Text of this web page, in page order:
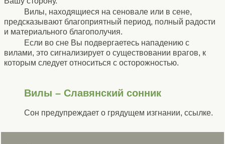
Вилы, находящиеся на сеновале или в сене,
предсказывают благоприятный период, полный радости
и материального благополучия.
Если во сне Вы подвергаетесь нападению с
вилами, это сигнализирует о существовании врагов, к
которым следует относиться с осторожностью.
Вилы – Славянский сонник
Сон предупреждает о грядущем изгнании, ссылке.